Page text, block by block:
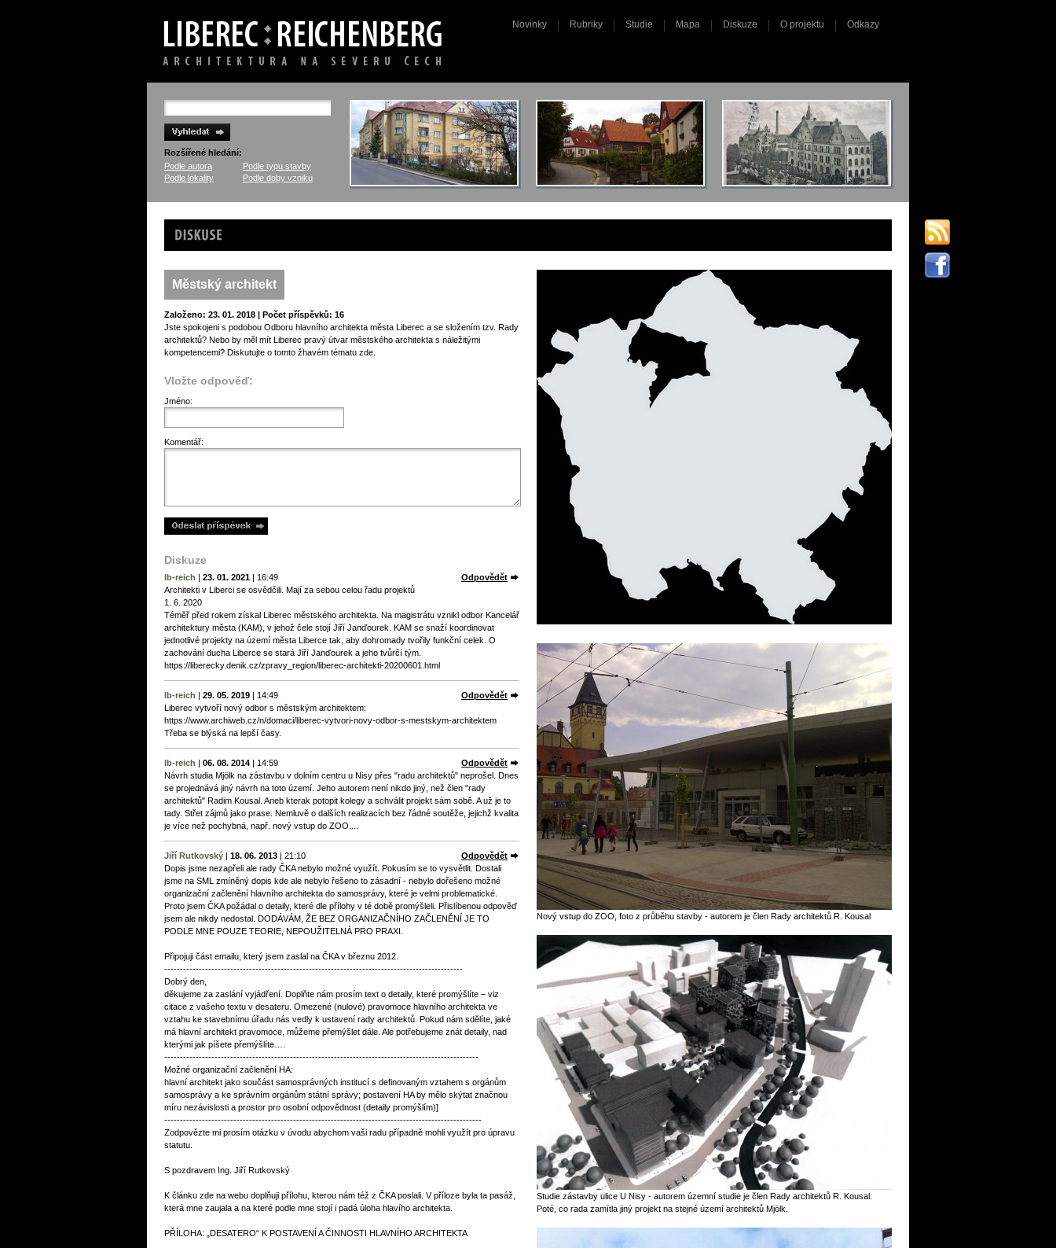
Novinky Rubriky Studie Mapa Diskuze O projektu Odkazy
Rozšířené hledání:
Podle autora
Podle typu stavby
Podle lokality
Podle doby vzniku
Diskuse
Městský architekt
Založeno: 23. 01. 2018 | Počet příspěvků: 16
Jste spokojeni s podobou Odboru hlavního architekta města Liberec a se složením tzv. Rady
architektů? Nebo by měl mít Liberec pravý útvar městského architekta s náležitými
kompetencemi? Diskutujte o tomto žhavém tématu zde.
Vložte odpověď:
Jméno:
Komentář:
Diskuze
lb-reich | 23. 01. 2021 | 16:49
Odpovědět
Architekti v Liberci se osvědčili. Mají za sebou celou řadu projektů
1. 6. 2020
Téměř před rokem získal Liberec městského architekta. Na magistrátu vznikl odbor Kancelář
architektury města (KAM), v jehož čele stojí Jiří Janďourek. KAM se snaží koordinovat
jednotlivé projekty na území města Liberce tak, aby dohromady tvořily funkční celek. O
zachování ducha Liberce se stará Jiří Janďourek a jeho tvůrčí tým.
https://liberecky.denik.cz/zpravy_region/liberec-architekti-20200601.html
lb-reich | 29. 05. 2019 | 14:49
Odpovědět
Liberec vytvoří nový odbor s městským architektem:
https://www.archiweb.cz/n/domaci/liberec-vytvori-novy-odbor-s-mestskym-architektem
Třeba se blýská na lepší časy.
lb-reich | 06. 08. 2014 | 14:59
Odpovědět
Návrh studia Mjölk na zástavbu v dolním centru u Nisy přes "radu architektů" neprošel. Dnes
se projednává jiný návrh na toto území. Jeho autorem není nikdo jiný, než člen "rady
architektů" Radim Kousal. Aneb kterak potopit kolegy a schválit projekt sám sobě. A už je to
tady. Střet zájmů jako prase. Nemluvě o dalších realizacích bez řádné soutěže, jejichž kvalita
je více než pochybná, např. nový vstup do ZOO....
Jiří Rutkovský | 18. 06. 2013 | 21:10
Odpovědět
Dopis jsme nezapřeli ale rady ČKA nebylo možné využít. Pokusím se to vysvětlit. Dostali
jsme na SML zmíněný dopis kde ale nebylo řešeno to zásadní - nebylo dořešeno možné
organizační začlenění hlavního architekta do samosprávy, které je velmi problematické.
Proto jsem ČKA požádal o detaily, které dle přílohy v té době promýšleli. Přislíbenou odpověď
jsem ale nikdy nedostal. DODÁVÁM, ŽE BEZ ORGANIZAČNÍHO ZAČLENĚNÍ JE TO
PODLE MNE POUZE TEORIE, NEPOUŽITELNÁ PRO PRAXI.
Připojuji část emailu, který jsem zaslal na ČKA v březnu 2012.
-----------------------------------------------------------------------------------------------
Dobrý den,
děkujeme za zaslání vyjádření. Doplňte nám prosím text o detaily, které promýšlíte – viz
citace z vašeho textu v desateru. Omezené (nulové) pravomoce hlavního architekta ve
vztahu ke stavebnímu úřadu nás vedly k ustavení rady architektů. Pokud nám sdělíte, jaké
má hlavní architekt pravomoce, můžeme přemýšlet dále. Ale potřebujeme znát detaily, nad
kterými jak píšete přemýšlíte….
----------------------------------------------------------------------------------------------------
Možné organizační začlenění HA:
hlavní architekt jako součást samosprávných institucí s definovaným vztahem s orgánům
samosprávy a ke správním orgánům státní správy; postavení HA by mělo skýtat značnou
míru nezávislosti a prostor pro osobní odpovědnost (detaily promýšlím)]
-----------------------------------------------------------------------------------------------------
Zodpovězte mi prosím otázku v úvodu abychom vaši radu případně mohli využít pro úpravu
statutu.
S pozdravem Ing. Jiří Rutkovský
K článku zde na webu doplňuji přílohu, kterou nám též z ČKA poslali. V příloze byla ta pasáž,
která mne zaujala a na které podle mne stojí i padá úloha hlavího architekta.
PŘÍLOHA: „DESATERO“ K POSTAVENÍ A ČINNOSTI HLAVNÍHO ARCHITEKTA
Nový vstup do ZOO, foto z průběhu stavby - autorem je člen Rady architektů R. Kousal
Studie zástavby ulice U Nisy - autorem územní studie je člen Rady architektů R. Kousal.
Poté, co rada zamítla jiný projekt na stejné území architektů Mjölk.